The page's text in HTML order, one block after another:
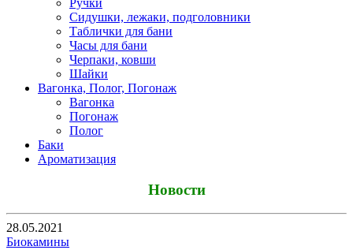
Ручки
Сидушки, лежаки, подголовники
Таблички для бани
Часы для бани
Черпаки, ковши
Шайки
Вагонка, Полог, Погонаж
Вагонка
Погонаж
Полог
Баки
Ароматизация
Новости
28.05.2021
Биокамины